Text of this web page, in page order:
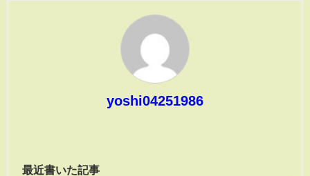
yoshi04251986
最近書いた記事